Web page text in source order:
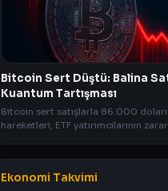
Bitcoin Sert Düştü: Balina
Kuantum Tartışması
Bitcoin sert satışlarla 86.000
hareketleri, ETF yatırımcılarının
Ekonomi Takvimi